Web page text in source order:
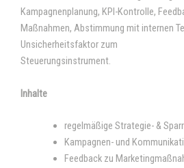
Kampagnenplanung, KPI-Kontrolle,
Maßnahmen, Abstimmung mit internen
Unsicherheitsfaktor zum
Steuerungsinstrument.
Inhalte
regelmäßige Strategie- &
Kampagnen- und
Feedback zu